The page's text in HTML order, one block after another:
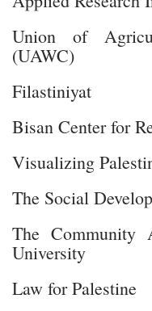
Union of
(UAWC)
Filastiniyat
Bisan Center for
Visualizing
The Social
The Community
University
Law for Palestine